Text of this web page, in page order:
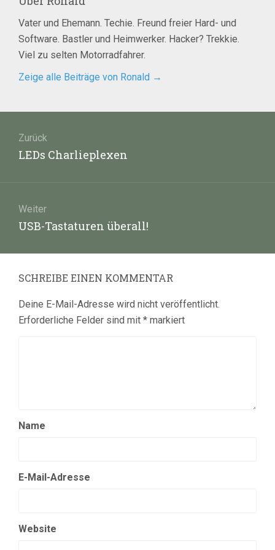
Vater und Ehemann. Techie. Freund freier Hard- und
Software. Bastler und Heimwerker. Hacker? Trekkie.
Viel zu selten Motorradfahrer.
Zeige alle Beiträge von Ronald →
Zurück
Vorheriger
LEDs Charlieplexen
Weiter
Nächster
USB-Tastaturen überall!
SCHREIBE EINEN KOMMENTAR
Deine E-Mail-Adresse wird nicht veröffentlicht.
Erforderliche Felder sind mit * markiert
Name
E-Mail-Adresse
Website